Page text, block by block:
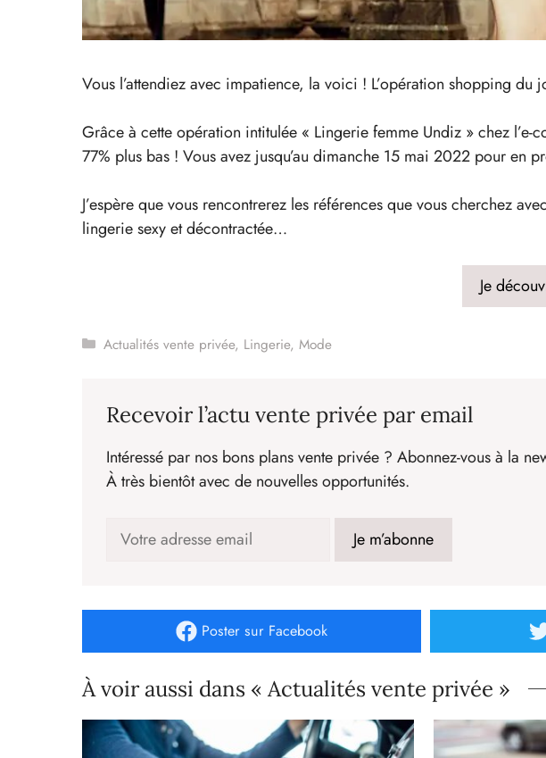
Vous l’attendiez avec impatience, la voici ! L’opération shopping
Grâce à cette opération intitulée « Lingerie femme Undiz » chez l’e-
77% plus bas ! Vous avez jusqu’au dimanche 15 mai 2022 pour en
J’espère que vous rencontrerez les références que vous cherchez
lingerie sexy et décontractée…
Je
Catégories
Actualités vente privée, Lingerie,Mode
Recevoir l’actu vente privée par email
Intéressé par nos bons plans vente privée ? Abonnez-vous à la
À très bientôt avec de nouvelles opportunités.
Poster sur Facebook
À voir aussi dans « Actualités vente privée »